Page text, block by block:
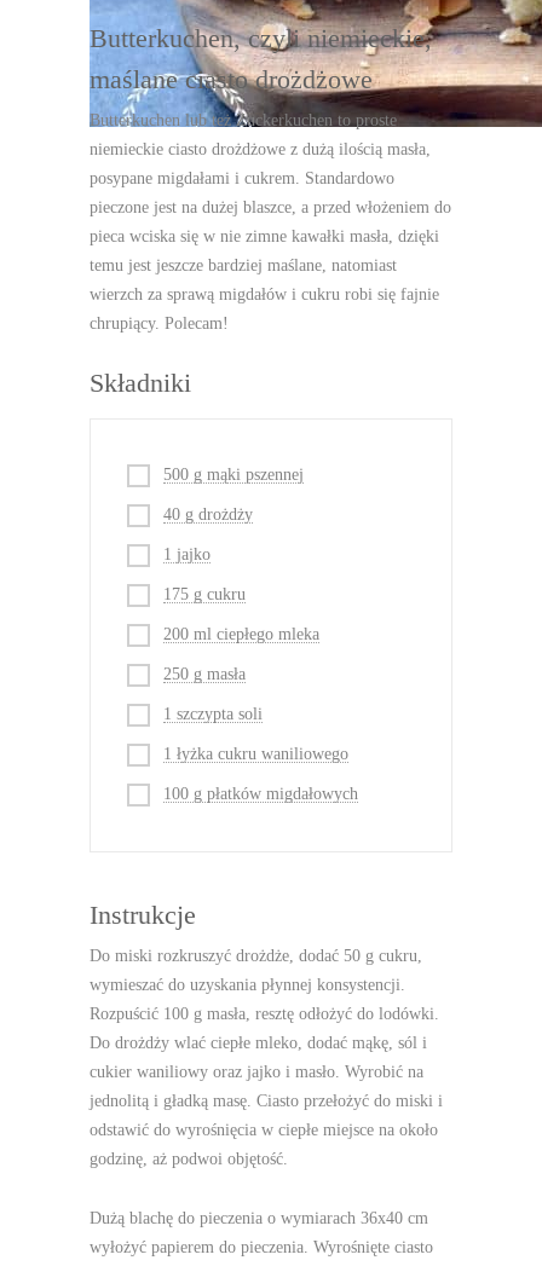
Butterkuchen, czyli niemieckie,
maślane ciasto drożdżowe
Butterkuchen lub też Zuckerkuchen to proste
niemieckie ciasto drożdżowe z dużą ilością masła,
posypane migdałami i cukrem. Standardowo
pieczone jest na dużej blaszce, a przed włożeniem do
pieca wciska się w nie zimne kawałki masła, dzięki
temu jest jeszcze bardziej maślane, natomiast
wierzch za sprawą migdałów i cukru robi się fajnie
chrupiący. Polecam!
Składniki
500 g mąki pszennej
40 g drożdży
1 jajko
175 g cukru
200 ml ciepłego mleka
250 g masła
1 szczypta soli
1 łyżka cukru waniliowego
100 g płatków migdałowych
Instrukcje
Do miski rozkruszyć drożdże, dodać 50 g cukru,
wymieszać do uzyskania płynnej konsystencji.
Rozpuścić 100 g masła, resztę odłożyć do lodówki.
Do drożdży wlać ciepłe mleko, dodać mąkę, sól i
cukier waniliowy oraz jajko i masło. Wyrobić na
jednolitą i gładką masę. Ciasto przełożyć do miski i
odstawić do wyrośnięcia w ciepłe miejsce na około
godzinę, aż podwoi objętość.
Dużą blachę do pieczenia o wymiarach 36x40 cm
wyłożyć papierem do pieczenia. Wyrośnięte ciasto